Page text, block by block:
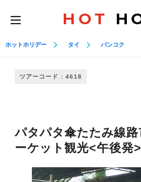
toggle
navigation
HOT
ホットホリデー タイ バンコク
ツアーコード : 4618
パタパタ傘たたみ線
ーケット観光<午後発>